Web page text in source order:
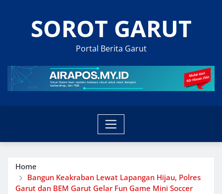
SOROT GARUT
Portal Berita Garut
Home
Bangun Keakraban Lewat Lapangan Hijau, Polres
Garut dan BEM Garut Gelar Fun Game Mini Soccer